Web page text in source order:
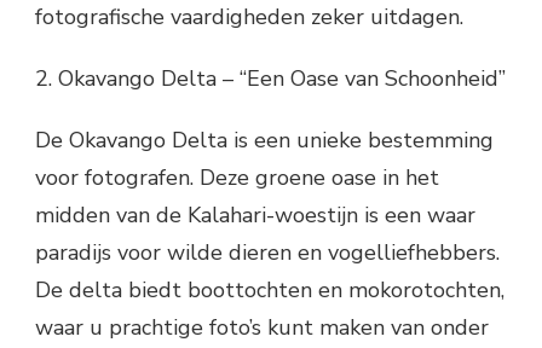
fotografische vaardigheden zeker uitdagen.
2. Okavango Delta – “Een Oase van Schoonheid”
De Okavango Delta is een unieke bestemming
voor fotografen. Deze groene oase in het
midden van de Kalahari-woestijn is een waar
paradijs voor wilde dieren en vogelliefhebbers.
De delta biedt boottochten en mokorotochten,
waar u prachtige foto’s kunt maken van onder